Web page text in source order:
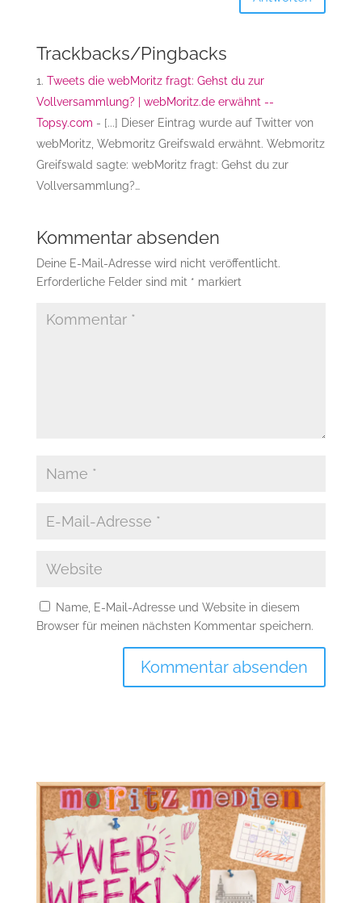
Trackbacks/Pingbacks
Tweets die webMoritz fragt: Gehst du zur
Vollversammlung? | webMoritz.de erwähnt --
Topsy.com - [...] Dieser Eintrag wurde auf Twitter von
webMoritz, Webmoritz Greifswald erwähnt. Webmoritz
Greifswald sagte: webMoritz fragt: Gehst du zur
Vollversammlung?…
Kommentar absenden
Deine E-Mail-Adresse wird nicht veröffentlicht.
Erforderliche Felder sind mit * markiert
Name, E-Mail-Adresse und Website in diesem
Browser für meinen nächsten Kommentar speichern.